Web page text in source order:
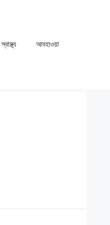
⁠⁠স্বাস্থ্য ⁠⁠আবহাওয়া